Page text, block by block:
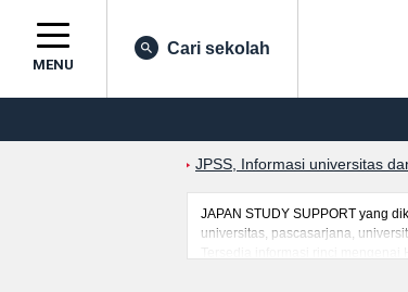
MENU
Cari sekolah
JPSS, Informasi universitas
JAPAN STUDY SUPPORT yang
universitas, pascasarjana,
Tersedia informasi rinci